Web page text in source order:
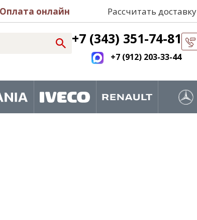
Оплата онлайн Рассчитать доставку
+7 (343) 351-74-81
+7 (912) 203-33-44